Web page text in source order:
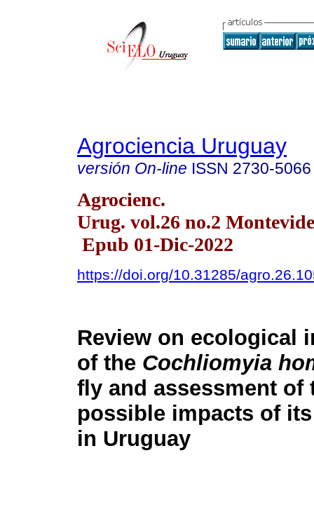
Agrociencia Uruguay
versión On-line ISSN 2730-5066
Agrocienc.
Urug. vol.26 no.2
Epub 01-Dic-2022
https://doi.org/10.31285/
Review on ecological
of the Cochliomyia
fly and assessment of
possible impacts of
in Uruguay